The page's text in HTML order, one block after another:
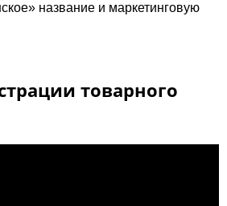
название и маркетинговую
товарного